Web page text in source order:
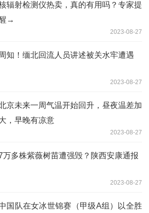
辐射检测仪热卖，真的有用吗？专家提
→
2023-08-27
周知！缅北回流人员讲述被关水牢遭遇
2023-08-27
京未来一周气温开始回升，昼夜温差加
，早晚有凉意
2023-08-27
万多株紫薇树苗遭强毁？陕西安康通报
2023-08-27
国队在女冰世锦赛（甲级A组）以全胜